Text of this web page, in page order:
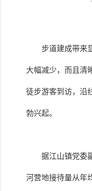
步道建成带来
大幅减少，而且清
徒步游客到访，沿
勃兴起。
据江山镇党委
河营地接待量从年